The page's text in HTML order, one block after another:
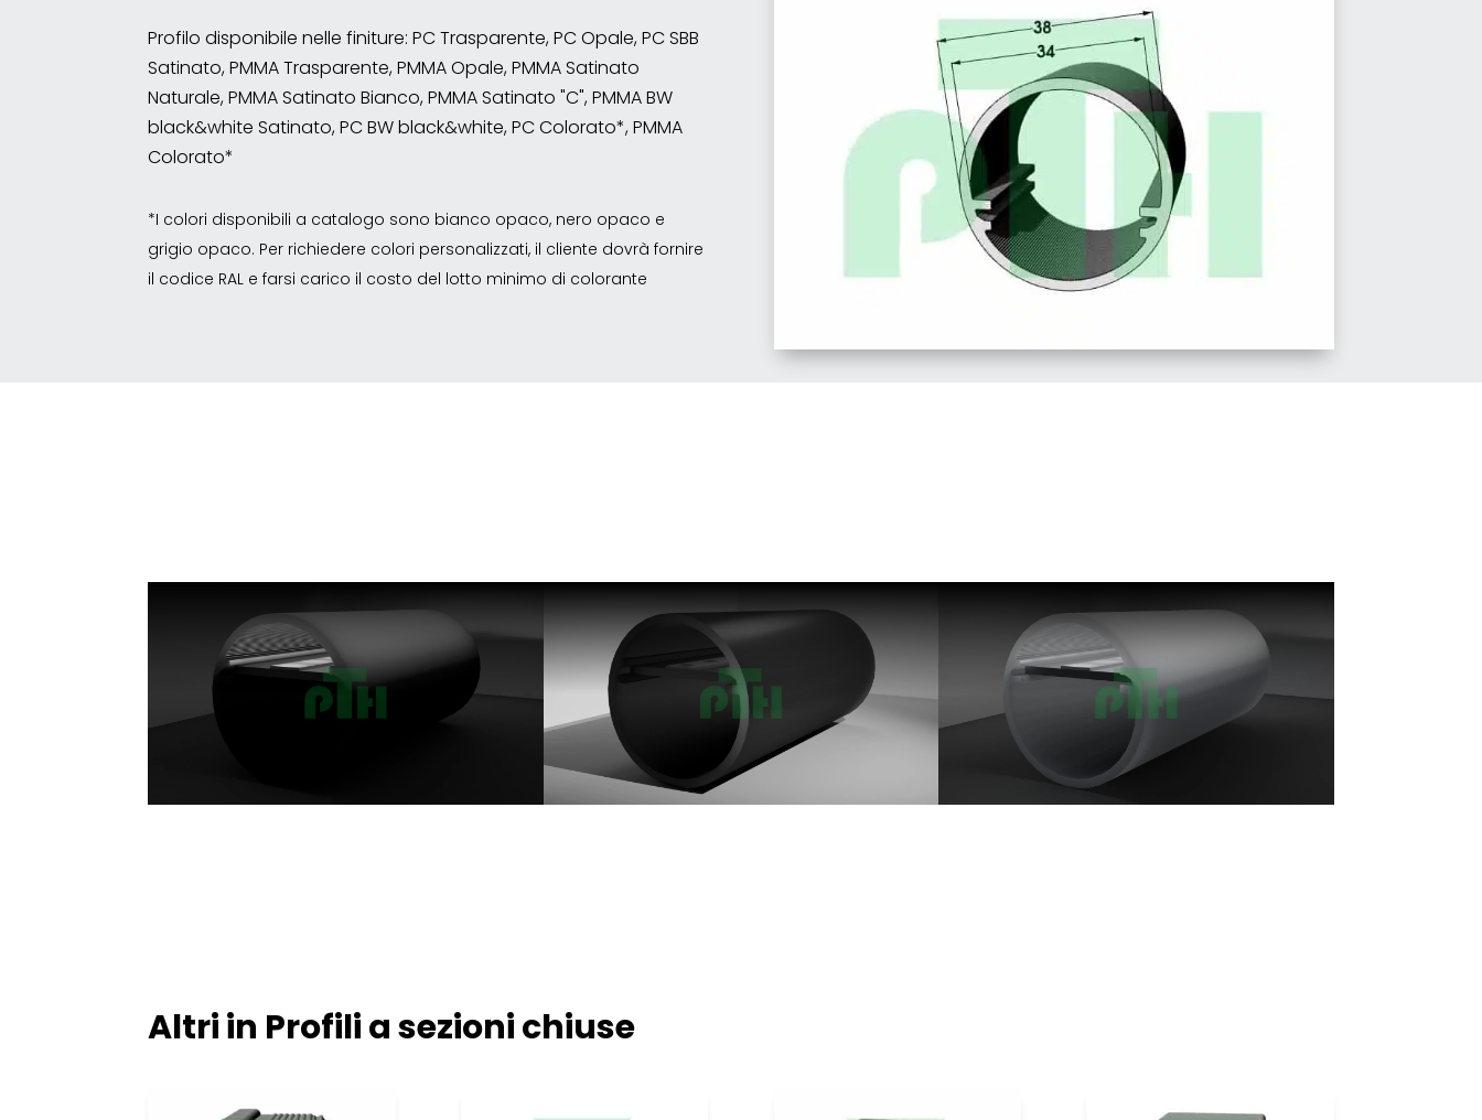
Profilo disponibile nelle finiture: PC Trasparente, PC Opale, PC SBB
Satinato, PMMA Trasparente, PMMA Opale, PMMA Satinato
Naturale, PMMA Satinato Bianco, PMMA Satinato "C", PMMA BW
black&white Satinato, PC BW black&white, PC Colorato*, PMMA
Colorato*
*I colori disponibili a catalogo sono bianco opaco, nero opaco e
grigio opaco. Per richiedere colori personalizzati, il cliente dovrà fornire
il codice RAL e farsi carico il costo del lotto minimo di colorante
Altri in Profili a sezioni chiuse